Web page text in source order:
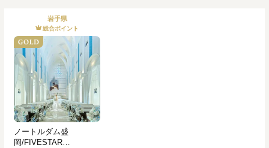
岩手県
総合ポイント
ノートルダム盛
岡/FIVESTAR